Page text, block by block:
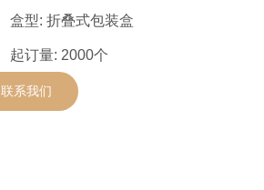
盒型: 折叠式包装盒
起订量: 2000个
联系我们